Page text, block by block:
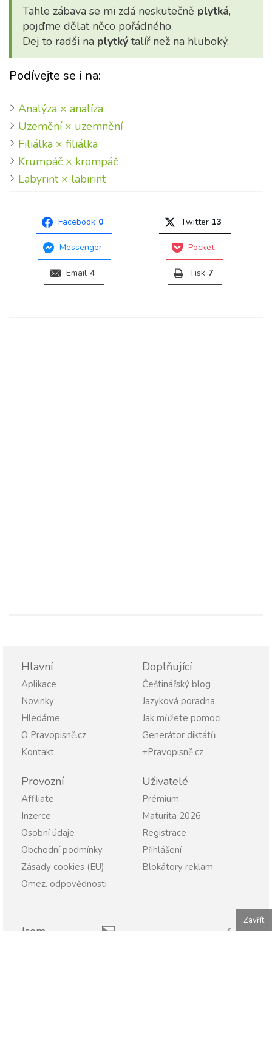
Tahle zábava se mi zdá neskutečně plytká,
pojďme dělat něco pořádného.
Dej to radši na plytký talíř než na hluboký.
Podívejte se i na:
Analýza × analíza
Uzemění × uzemnění
Filiálka × filiálka
Krumpáč × krompáč
Labyrint × labirint
Facebook 0 Twitter 13
Messenger Pocket
Email 4 Tisk 7
Hlavní
Aplikace
Novinky
Hledáme
O Pravopisně.cz
Kontakt
Doplňující
Češtinářský blog
Jazyková poradna
Jak můžete pomoci
Generátor diktátů
+Pravopisně.cz
Provozní
Affiliate
Inzerce
Osobní údaje
Obchodní podmínky
Zásady cookies (EU)
Omez. odpovědnosti
Uživatelé
Prémium
Maturita 2026
Registrace
Přihlášení
Blokátory reklam
Jsem
Zavřít